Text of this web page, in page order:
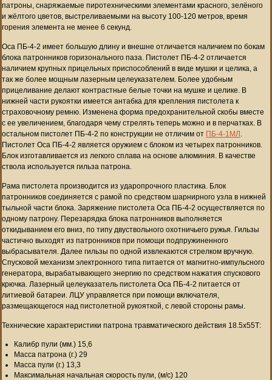
патроны, снаряжаемые пиротехническими элементами красного, зелёного
и жёлтого цветов, выстреливаемыми на высоту 100-120 метров, время
горения элемента не менее 6 секунд.
Оса ПБ-4-2 имеет большую длину и внешне отличается наличием по бокам
блока патронников горизонального паза. Пистолет ПБ-4-2 отличается
наличием крупных прицельных приспособлений в виде мушки и целика, а
так же более мощным лазерным целеуказателем. Более удобным
прицеливание делают контрастные белые точки на мушке и целике. В
нижней части рукоятки имеется антабка для крепления пистолета к
страховочному ремню. Изменена форма предохранительной скобы вместе
с ее увеличением, благодаря чему стрелять теперь можно и в перчатках. В
остальном пистолет ПБ-4-2 по конструкции не отличим от ПБ-4-1МЛ.
Пистолет Оса ПБ-4-2 является оружием с блоком из четырех патронников.
Блок изготавливается из легкого сплава на основе алюминия. В качестве
ствола используется гильза патрона.
Рама пистолета производится из ударопрочного пластика. Блок
патронников соединяется с рамой по средством шарнирного узла в нижней
тыльной части блока. Заряжение пистолета Оса ПБ-4-2 осуществляется по
одному патрону. Перезарядка блока патронников выполняется
откидыванием его вниз, по типу двуствольного охотничьего ружья. Гильзы
частично выходят из патронников при помощи подпружиненного
выбрасывателя. Далее гильзы по одной извлекаются стрелком вручную.
Спусковой механизм электронного типа питается от магнитно-импульсного
генератора, вырабатывающего энергию по средством нажатия спускового
крючка. Лазерный целеуказатель пистолета Оса ПБ-4-2 питается от
литиевой батареи. ЛЦУ управляется при помощи включателя,
размещающегося над пистолетной рукояткой, с левой стороны рамы.
Технические характеристики патрона травматического действия 18.5х55Т:
Калибр пули (мм.) 15,6
Масса патрона (г.) 29
Масса пули (г.) 13,3
Максимальная начальная скорость пули, (м/с) 120